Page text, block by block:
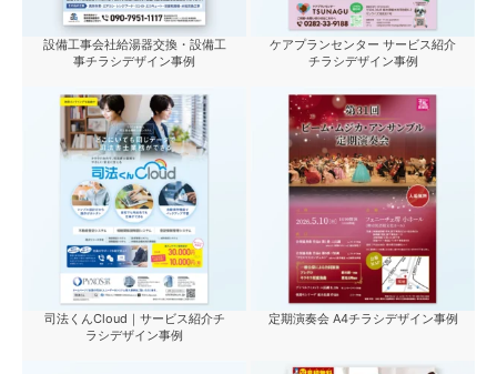
設備工事会社給湯器交換・設備工
事チラシデザイン事例
ケアプランセンター サービス紹介
チラシデザイン事例
司法くんCloud｜サービス紹介チ
ラシデザイン事例
定期演奏会 A4チラシデザイン事例